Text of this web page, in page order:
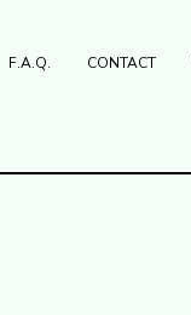
F.A.Q. CONTACT